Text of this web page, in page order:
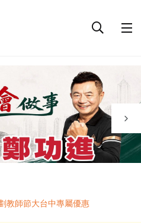
教師節大台中專屬優惠